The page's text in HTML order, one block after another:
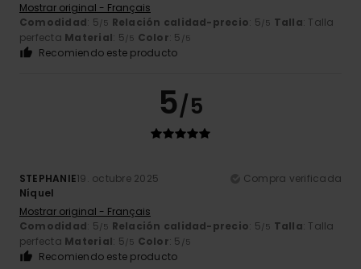
Mostrar original - Français
Comodidad: 5/5 Relación calidad-precio: 5/5 Talla: Talla
perfecta Material: 5/5 Color: 5 /5
Recomiendo este producto
5/5
STEPHANIE19. octubre 2025
Compra verificada
Níquel
Mostrar original - Français
Comodidad: 5/5 Relación calidad-precio: 5/5 Talla: Talla
perfecta Material: 5/5 Color: 5 /5
Recomiendo este producto